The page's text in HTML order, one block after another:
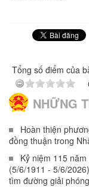
Tổng số điểm của
NHỮNG
Hoàn thiện
đồng thuận trong
Kỷ niệm 115
(5/6/1911 - 5/6/
tìm đường giải